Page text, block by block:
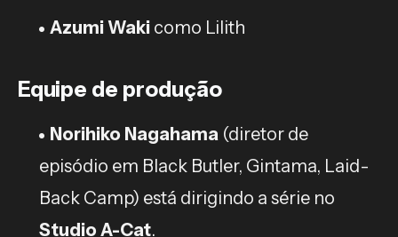
Azumi Waki como Lilith
Equipe de produção
Norihiko Nagahama (diretor de
episódio em Black Butler, Gintama, Laid-
Back Camp) está dirigindo a série no
Studio A-Cat.